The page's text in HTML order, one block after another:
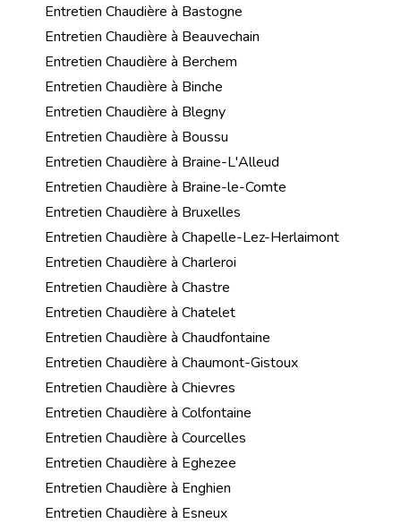
Entretien Chaudière à Bastogne
Entretien Chaudière à Beauvechain
Entretien Chaudière à Berchem
Entretien Chaudière à Binche
Entretien Chaudière à Blegny
Entretien Chaudière à Boussu
Entretien Chaudière à Braine-L'Alleud
Entretien Chaudière à Braine-le-Comte
Entretien Chaudière à Bruxelles
Entretien Chaudière à Chapelle-Lez-Herlaimont
Entretien Chaudière à Charleroi
Entretien Chaudière à Chastre
Entretien Chaudière à Chatelet
Entretien Chaudière à Chaudfontaine
Entretien Chaudière à Chaumont-Gistoux
Entretien Chaudière à Chievres
Entretien Chaudière à Colfontaine
Entretien Chaudière à Courcelles
Entretien Chaudière à Eghezee
Entretien Chaudière à Enghien
Entretien Chaudière à Esneux